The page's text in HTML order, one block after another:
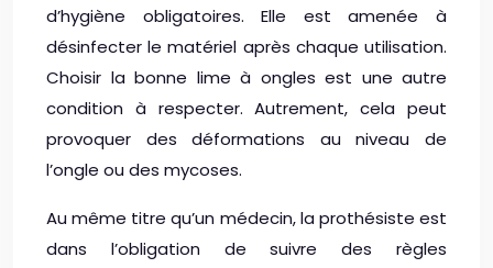
d’hygiène obligatoires. Elle est amenée à
désinfecter le matériel après chaque utilisation.
Choisir la bonne lime à ongles est une autre
condition à respecter. Autrement, cela peut
provoquer des déformations au niveau de
l’ongle ou des mycoses.
Au même titre qu’un médecin, la prothésiste est
dans l’obligation de suivre des règles